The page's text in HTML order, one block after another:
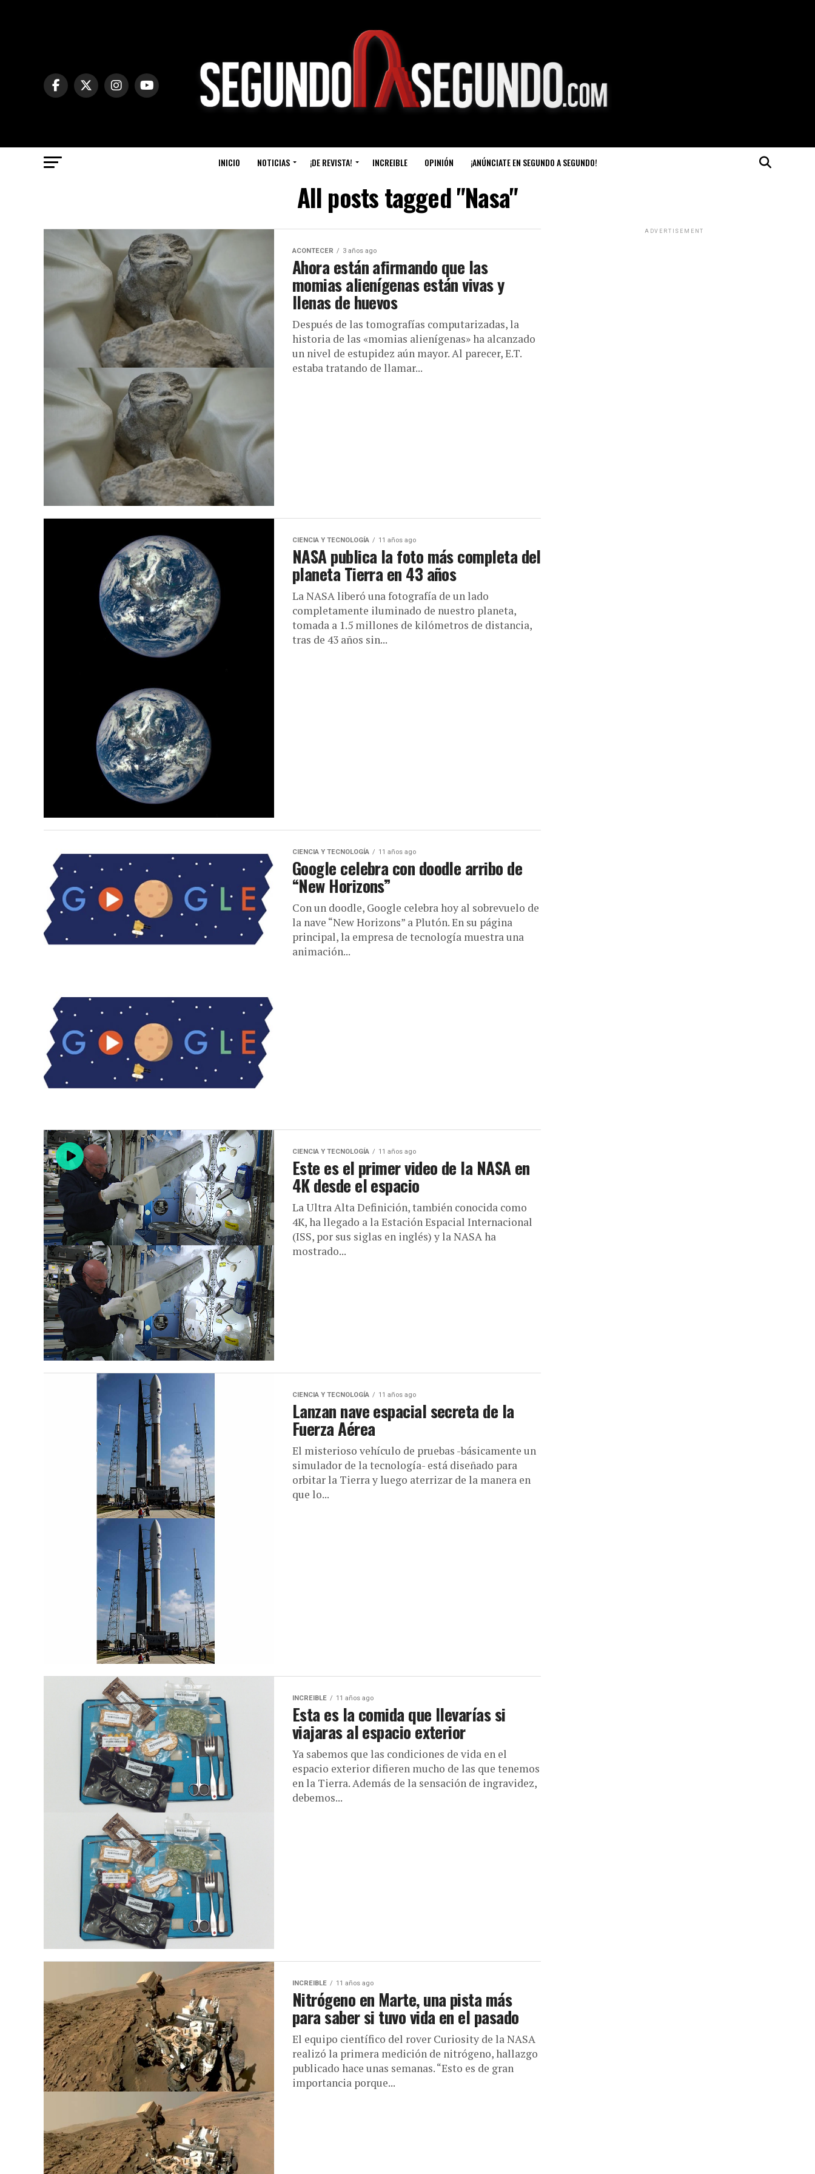
INICIO NOTICIAS ¡DE REVISTA! INCREIBLE OPINIÓN ¡ANÚNCIATE EN SEGUNDO A SEGUNDO!
All posts tagged "Nasa"
ACONTECER 3 años ago
Ahora están afirmando que las
momias alienígenas están vivas y
llenas de huevos
Después de las tomografías computarizadas, la
historia de las «momias alienígenas» ha alcanzado
un nivel de estupidez aún mayor. Al parecer, E.T.
estaba tratando de llamar...
CIENCIA Y TECNOLOGÍA 11 años ago
NASA publica la foto más completa del
planeta Tierra en 43 años
La NASA liberó una fotografía de un lado
completamente iluminado de nuestro planeta,
tomada a 1.5 millones de kilómetros de distancia,
tras de 43 años sin...
CIENCIA Y TECNOLOGÍA 11 años ago
Google celebra con doodle arribo de
“New Horizons”
Con un doodle, Google celebra hoy al sobrevuelo de
la nave “New Horizons” a Plutón. En su página
principal, la empresa de tecnología muestra una
animación...
CIENCIA Y TECNOLOGÍA 11 años ago
Este es el primer video de la NASA en
4K desde el espacio
La Ultra Alta Definición, también conocida como
4K, ha llegado a la Estación Espacial Internacional
(ISS, por sus siglas en inglés) y la NASA ha
mostrado...
CIENCIA Y TECNOLOGÍA 11 años ago
Lanzan nave espacial secreta de la
Fuerza Aérea
El misterioso vehículo de pruebas -básicamente un
simulador de la tecnología- está diseñado para
orbitar la Tierra y luego aterrizar de la manera en
que lo...
INCREIBLE 11 años ago
Esta es la comida que llevarías si
viajaras al espacio exterior
Ya sabemos que las condiciones de vida en el
espacio exterior difieren mucho de las que tenemos
en la Tierra. Además de la sensación de ingravidez,
debemos...
INCREIBLE 11 años ago
Nitrógeno en Marte, una pista más
para saber si tuvo vida en el pasado
El equipo científico del rover Curiosity de la NASA
realizó la primera medición de nitrógeno, hallazgo
publicado hace unas semanas. “Esto es de gran
importancia porque...
ADVERTISEMENT